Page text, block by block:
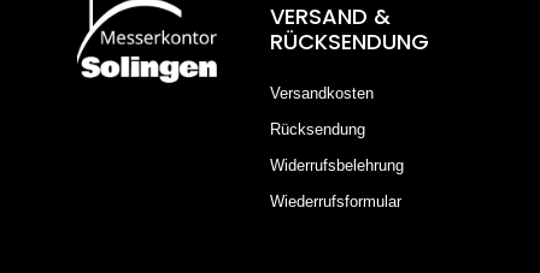
VERSAND &
RÜCKSENDUNG
Versandkosten
Rücksendung
Widerrufsbelehrung
Wiederrufsformular